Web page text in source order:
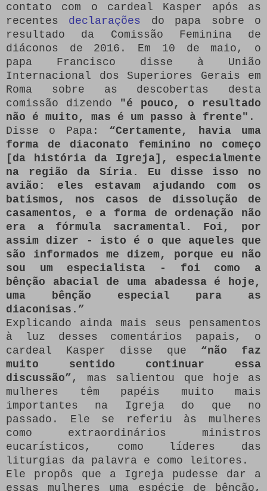
contato com o cardeal Kasper após as
recentes declarações do papa sobre o
resultado da Comissão Feminina de
diáconos de 2016. Em 10 de maio, o
papa Francisco disse à União
Internacional dos Superiores Gerais em
Roma sobre as descobertas desta
comissão dizendo "é pouco, o resultado
não é muito, mas é um passo à frente" .
Disse o Papa: “Certamente, havia uma
forma de diaconato feminino no começo
[da história da Igreja], especialmente
na região da Síria.
Eu disse isso no
avião: eles estavam ajudando com os
batismos, nos casos de dissolução de
casamentos, e a forma de ordenação não
era a fórmula sacramental.
Foi, por
assim dizer - isto é o que aqueles que
são informados me dizem, porque eu não
sou um especialista - foi como a
bênção abacial de uma abadessa é hoje,
uma bênção especial para as
diaconisas.”
Explicando ainda mais seus pensamentos
à luz desses comentários papais, o
cardeal Kasper disse que “não faz
muito sentido continuar essa
discussão” , mas salientou que hoje as
mulheres têm papéis muito mais
importantes na Igreja do que no
passado.
Ele se referiu às mulheres
como extraordinários ministros
eucarísticos, como líderes das
liturgias da palavra e como leitores.
Ele propôs que a Igreja pudesse dar a
essas mulheres uma espécie de bênção,